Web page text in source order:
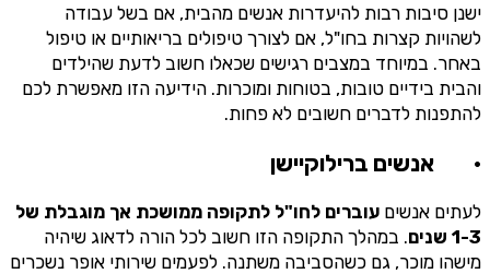
ישנן סיבות רבות להיעדרות אנשים מהבית, אם בשל עבודה
לשהויות קצרות בחו"ל, אם לצורך טיפולים בריאותיים או טיפול
באחר. במיוחד במצבים רגישים שכאלו חשוב לדעת שהילדים
והבית בידיים טובות, בטוחות ומוכרות. הידיעה הזו מאפשרת לכם
להתפנות לדברים חשובים לא פחות.
· אנשים ברילוקיישן
לעתים אנשים עוברים לחו"ל לתקופה ממושכת אך מוגבלת של
1-3 שנים
. במהלך התקופה הזו חשוב לכל הורה לדאוג שיהיה
מישהו מוכר, גם כשהסביבה משתנה. לפעמים שירותי אופר נשכרים